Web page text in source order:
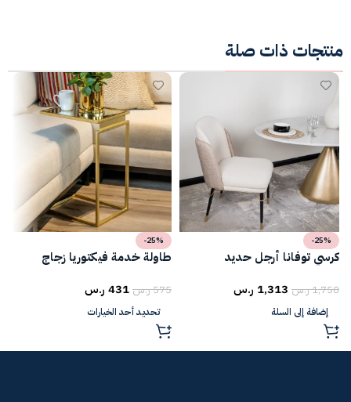
منتجات ذات صلة
-25%
كرسي توفانا أرجل حديد
1,750ر.س 1,313 ر.س
إضافة إلى السلة
-25%
طاولة خدمة فيكتوريا زجاج
575ر.س431 ر.س
تحديد أحد الخيارات